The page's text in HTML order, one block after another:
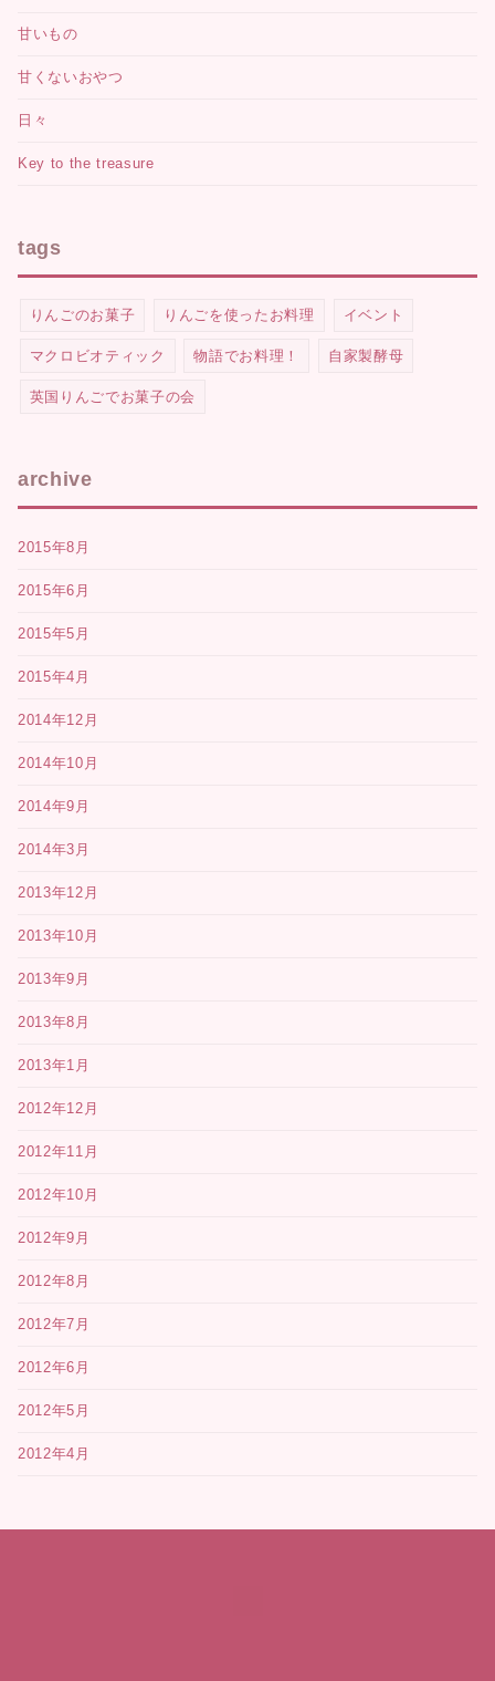
甘いもの
甘くないおやつ
日々
Key to the treasure
tags
りんごのお菓子 りんごを使ったお料理 イベント
マクロビオティック 物語でお料理！ 自家製酵母
英国りんごでお菓子の会
archive
2015年8月
2015年6月
2015年5月
2015年4月
2014年12月
2014年10月
2014年9月
2014年3月
2013年12月
2013年10月
2013年9月
2013年8月
2013年1月
2012年12月
2012年11月
2012年10月
2012年9月
2012年8月
2012年7月
2012年6月
2012年5月
2012年4月